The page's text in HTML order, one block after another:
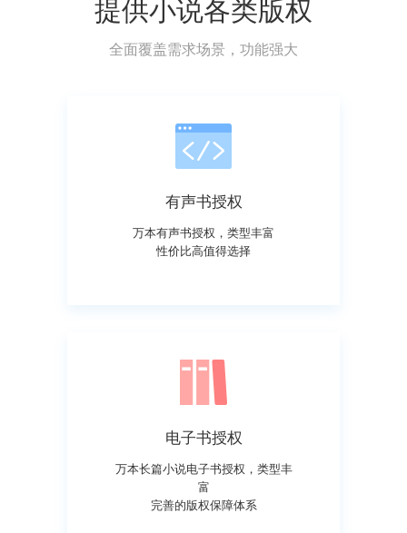
提供小说各类版权
全面覆盖需求场景，功能强大
有声书授权
万本有声书授权，类型丰富
性价比高值得选择
电子书授权
万本长篇小说电子书授权，类型丰
富
完善的版权保障体系